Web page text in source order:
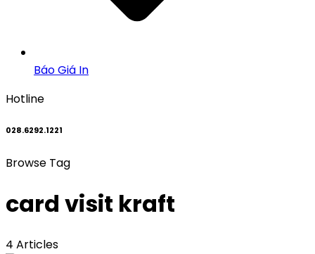
Báo Giá In
Hotline
028.6292.1221
Browse Tag
card visit kraft
4 Articles